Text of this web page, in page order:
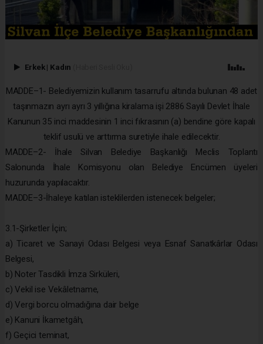
Erkek | Kadın
MADDE–1- Belediyemizin kullanım tasarrufu altında bulunan 48 adet
taşınmazın ayrı ayrı 3 yıllığına kiralama işi 2886 Sayılı Devlet İhale
Kanunun 35 inci maddesinin 1 inci fıkrasının (a) bendine göre kapalı
teklif usulü ve arttırma suretiyle ihale edilecektir.
MADDE–2- İhale Silvan Belediye Başkanlığı Meclis Toplantı
Salonunda İhale Komisyonu olan Belediye Encümen üyeleri
huzurunda yapılacaktır.
MADDE–3-İhaleye katılan isteklilerden istenecek belgeler;
3.1-Şirketler İçin;
a) Ticaret ve Sanayi Odası Belgesi veya Esnaf Sanatkârlar Odası
Belgesi,
b) Noter Tasdikli İmza Sirküleri,
c) Vekil ise Vekâletname,
d) Vergi borcu olmadığına dair belge
e) Kanuni İkametgâh,
f) Geçici teminat,